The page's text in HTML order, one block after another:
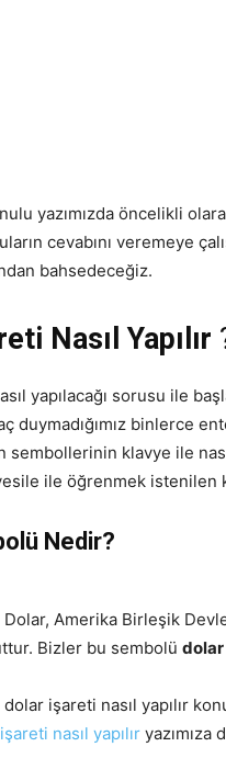
yazımızda öncelikli
cevabını veremeye
bahsedeceğiz.
Nasıl Yapılır
yapılacağı sorusu ile
duymadığımız binlerce
klavye ile
ile öğrenmek istenilen
Nedir?
Amerika Birleşik
Bizler bu sembolü
dolar işareti nasıl yapılır
nasıl yapılır yazımıza